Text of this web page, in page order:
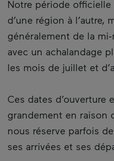
Notre période
d’une région à l’autre,
généralement de la
avec un achalandage
les mois de juillet et
Ces dates d’ouverture
grandement en raison
nous réserve parfois
ses arrivées et ses